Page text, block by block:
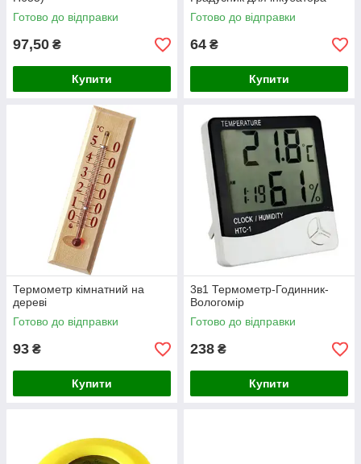
Готово до відправки
97,50 ₴
Купити
Готово до відправки
64 ₴
Купити
Термометр кімнатний на
дереві
Готово до відправки
93 ₴
Купити
3в1 Термометр-Годинник-
Вологомір
Готово до відправки
238 ₴
Купити